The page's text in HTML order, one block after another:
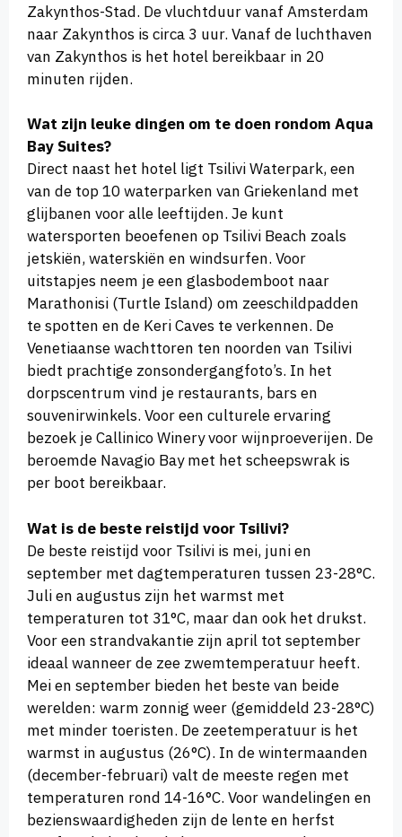
Zakynthos-Stad. De vluchtduur vanaf Amsterdam
naar Zakynthos is circa 3 uur. Vanaf de luchthaven
van Zakynthos is het hotel bereikbaar in 20
minuten rijden.
Wat zijn leuke dingen om te doen rondom Aqua
Bay Suites?
Direct naast het hotel ligt Tsilivi Waterpark, een
van de top 10 waterparken van Griekenland met
glijbanen voor alle leeftijden. Je kunt
watersporten beoefenen op Tsilivi Beach zoals
jetskiën, waterskiën en windsurfen. Voor
uitstapjes neem je een glasbodemboot naar
Marathonisi (Turtle Island) om zeeschildpadden
te spotten en de Keri Caves te verkennen. De
Venetiaanse wachttoren ten noorden van Tsilivi
biedt prachtige zonsondergangfoto’s. In het
dorpscentrum vind je restaurants, bars en
souvenirwinkels. Voor een culturele ervaring
bezoek je Callinico Winery voor wijnproeverijen. De
beroemde Navagio Bay met het scheepswrak is
per boot bereikbaar.
Wat is de beste reistijd voor Tsilivi?
De beste reistijd voor Tsilivi is mei, juni en
september met dagtemperaturen tussen 23-28°C.
Juli en augustus zijn het warmst met
temperaturen tot 31°C, maar dan ook het drukst.
Voor een strandvakantie zijn april tot september
ideaal wanneer de zee zwemtemperatuur heeft.
Mei en september bieden het beste van beide
werelden: warm zonnig weer (gemiddeld 23-28°C)
met minder toeristen. De zeetemperatuur is het
warmst in augustus (26°C). In de wintermaanden
(december-februari) valt de meeste regen met
temperaturen rond 14-16°C. Voor wandelingen en
bezienswaardigheden zijn de lente en herfst